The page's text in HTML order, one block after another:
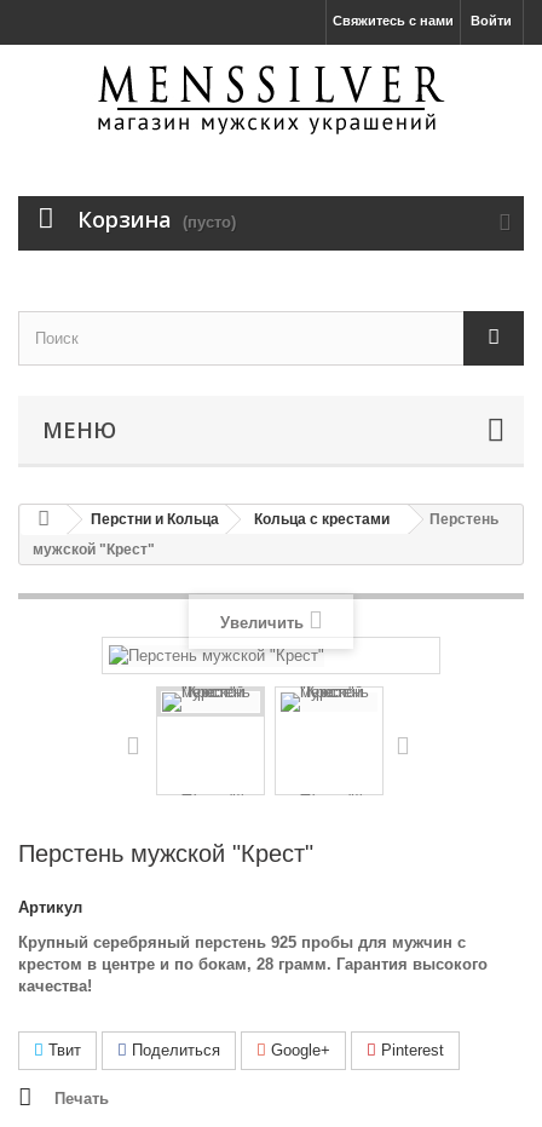
Войти
Свяжитесь с нами
Корзина (пусто)
МЕНЮ
Перстни и Кольца Кольца с крестами
Перстень
мужской "Крест"
Увеличить
Перстень мужской "Крест"
Артикул
Крупный серебряный перстень 925 пробы для мужчин с
крестом в центре и по бокам, 28 грамм. Гарантия высокого
качества!
Твит Поделиться Google+ Pinterest
Печать